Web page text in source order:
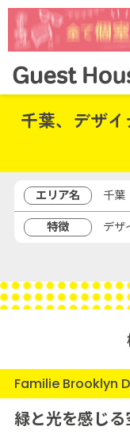
千葉、デザ
エリア名
千葉
特徴
デザ
Familie Brooklyn
緑と光を感じ